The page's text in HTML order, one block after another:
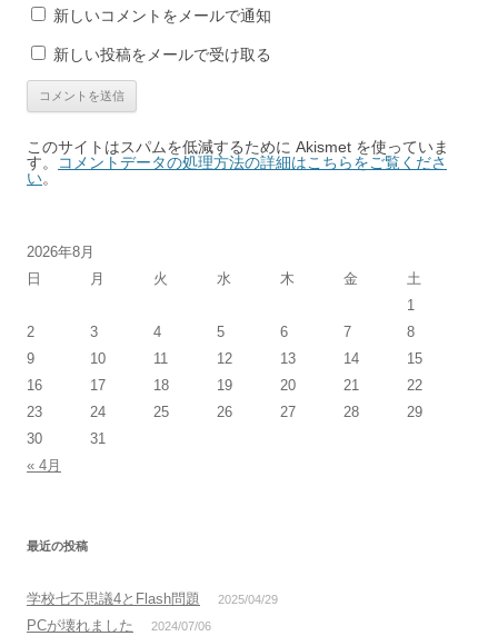
新しいコメントをメールで通知
新しい投稿をメールで受け取る
このサイトはスパムを低減するために Akismet を使っていま
す。
コメントデータの処理方法の詳細はこちらをご覧くださ
い。
2026年8月
日
月 火 水 木 金
土
1
2
3 4 5 6 7
8
9
10 11 12 13 14
15
16
17 18 19 20 21
22
23
24 25 26 27 28
29
30
31
« 4月
最近の投稿
学校七不思議4とFlash問題 2025/04/29
PCが壊れました 2024/07/06